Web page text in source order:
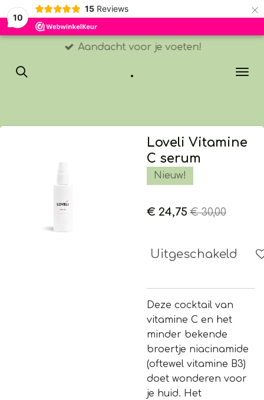
10
15 Reviews ×
.
Aandacht voor je voeten!
Loveli Vitamine
C serum
Nieuw!
€ 24,75 € 30,00
Uitgeschakeld
Deze cocktail van
vitamine C en het
minder bekende
broertje niacinamide
(oftewel vitamine B3)
doet wonderen voor
je huid. Het